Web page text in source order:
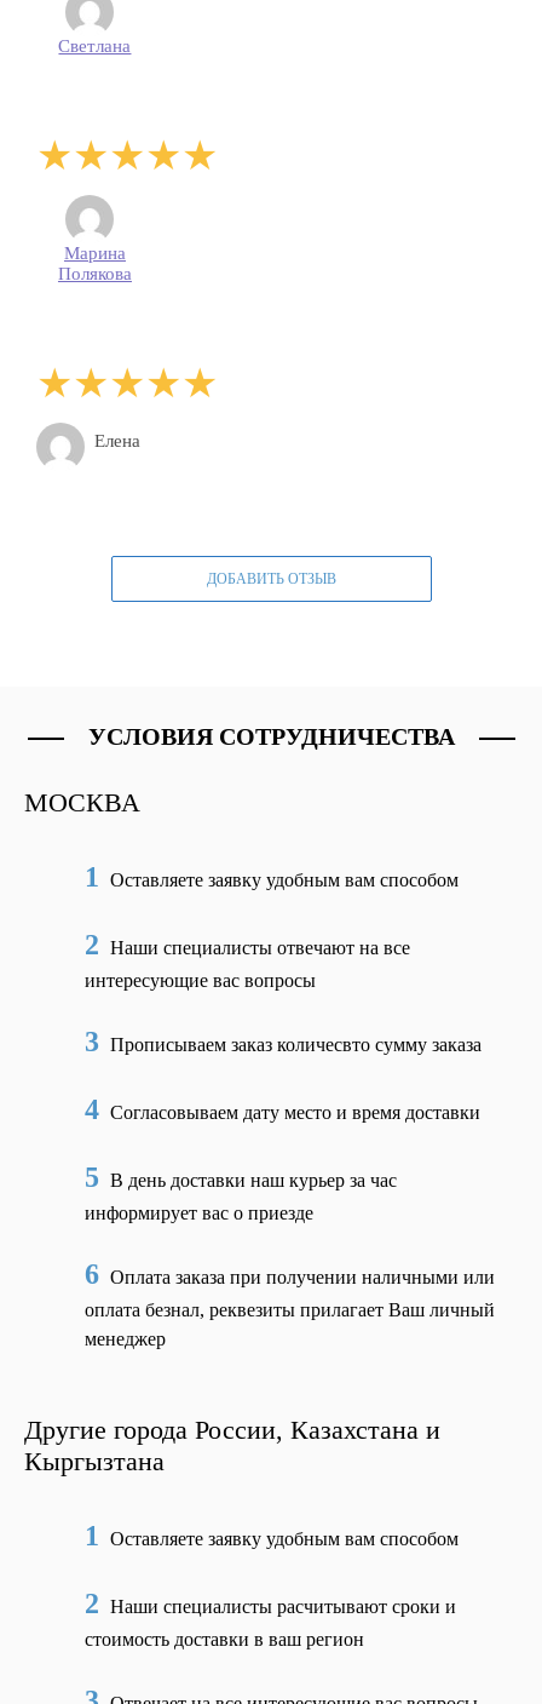
Светлана
Марина
Полякова
Елена
ДОБАВИТЬ ОТЗЫВ
УСЛОВИЯ СОТРУДНИЧЕСТВА
МОСКВА
1 Оставляете заявку удобным вам способом
2 Наши специалисты отвечают на все
интересующие вас вопросы
3 Прописываем заказ количесвто сумму заказа
4 Согласовываем дату место и время доставки
5 В день доставки наш курьер за час
информирует вас о приезде
6 Оплата заказа при получении наличными или
оплата безнал, реквезиты прилагает Ваш личный
менеджер
Другие города России, Казахстана и
Кыргызтана
1 Оставляете заявку удобным вам способом
2 Наши специалисты расчитывают сроки и
стоимость доставки в ваш регион